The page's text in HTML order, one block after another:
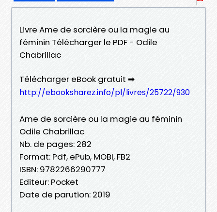
Livre Ame de sorcière ou la magie au
féminin Télécharger le PDF - Odile
Chabrillac
Télécharger eBook gratuit ➡
http://ebooksharez.info/pl/livres/25722/930
Ame de sorcière ou la magie au féminin
Odile Chabrillac
Nb. de pages: 282
Format: Pdf, ePub, MOBI, FB2
ISBN: 9782266290777
Editeur: Pocket
Date de parution: 2019